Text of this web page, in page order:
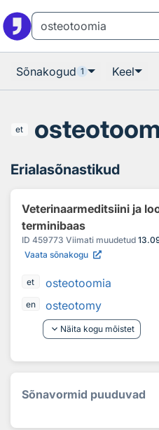
Sõnakogud 1 Keel
et
Erialasõnastikud
Veterinaarmeditsiini ja
terminibaas
ID 459773 Viimati muudetud
Vaata sõnakogu
et osteotoomia
en
osteotomy
keyboard_arrow_down Näita kogu mõistet
Sõnavormid puuduvad